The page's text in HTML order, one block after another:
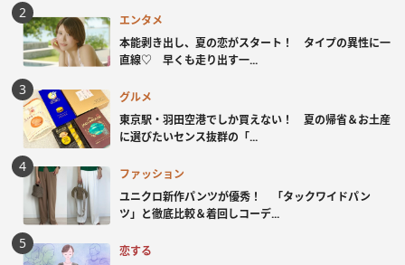
エンタメ
本能剥き出し、夏の恋がスタート！ タイプの異性に一
直線♡ 早くも走り出す一...
グルメ
東京駅・羽田空港でしか買えない！ 夏の帰省＆お土産
に選びたいセンス抜群の「...
ファッション
ユニクロ新作パンツが優秀！ 「タックワイドパン
ツ」と徹底比較＆着回しコーデ...
恋する